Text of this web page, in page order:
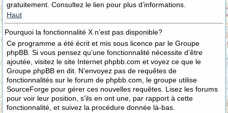
gratuitement. Consultez le lien pour plus d’informations.
Haut
Pourquoi la fonctionnalité X n’est pas disponible?
Ce programme a été écrit et mis sous licence par le Groupe
phpBB. Si vous pensez qu’une fonctionnalité nécessite d’être
ajoutée, visitez le site Internet phpbb.com et voyez ce que le
Groupe phpBB en dit. N’envoyez pas de requêtes de
fonctionnalités sur le forum de phpbb.com, le groupe utilise
SourceForge pour gérer ces nouvelles requêtes. Lisez les forums
pour voir leur position, s’ils en ont une, par rapport à cette
fonctionnalité, et suivez la procédure donnée là-bas.